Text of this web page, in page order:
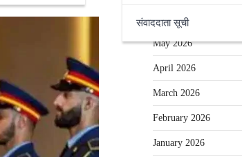
संवाददाता सूची
June 2026
May 2026
April 2026
March 2026
February 2026
January 2026